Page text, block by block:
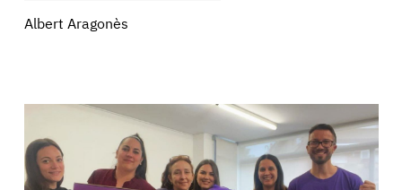
Albert Aragonès